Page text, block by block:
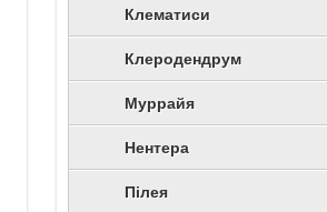
Клематиси
Клеродендрум
Муррайя
Нентера
Пілея